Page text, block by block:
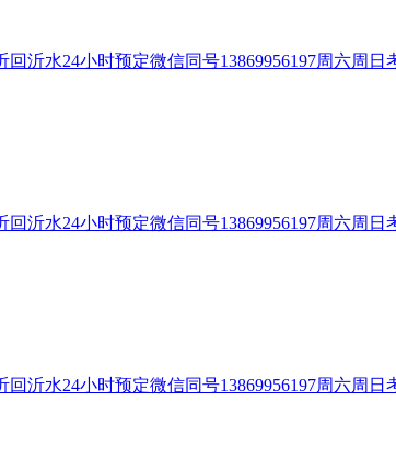
沂水24小时预定微信同号13869956197周六周
沂水24小时预定微信同号13869956197周六周
沂水24小时预定微信同号13869956197周六周